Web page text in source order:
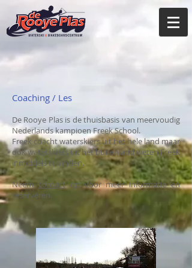
Coaching / Les
De Rooye Plas is de thuisbasis van meervoudig
Nederlands kampioen Freek School.
Freek coacht waterskiërs uit het hele land maar
ook waterskiërs uit het buitenland weten Freek
inmiddels te vinden.
Neem contactop voor meer informatie en
reserveren.